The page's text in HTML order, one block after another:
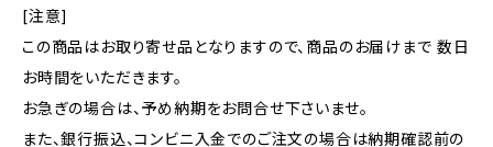
[注意]
この商品はお取り寄せ品となりますので、商品のお届けまで 数日
お時間をいただきます。
お急ぎの場合は、予め納期をお問合せ下さいませ。
また、銀行振込、コンビニ入金でのご注文の場合は納期確認前の